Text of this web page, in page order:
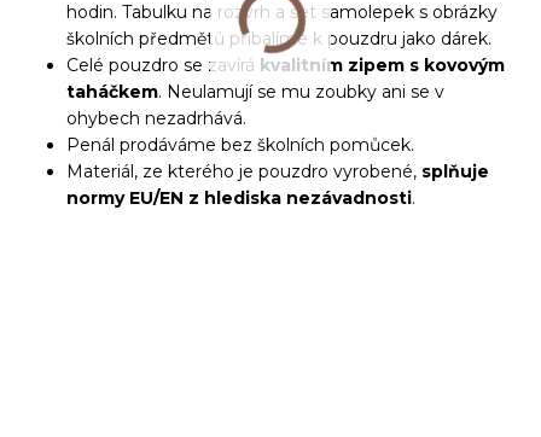
hodin. Tabulku na rozvrh a set samolepek s obrázky
školních předmětů přibalíme k pouzdru jako dárek.
Celé pouzdro se zavírá kvalitním zipem s kovovým
taháčkem. Neulamují se mu zoubky ani se v
ohybech nezadrhává.
Penál prodáváme bez školních pomůcek.
Materiál, ze kterého je pouzdro vyrobené, splňuje
normy EU/EN z hlediska nezávadnosti.